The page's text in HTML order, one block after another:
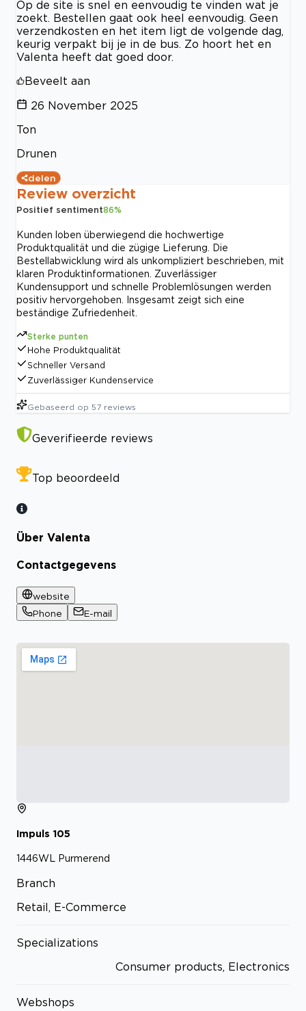
Op de site is snel en eenvoudig te vinden wat je
zoekt. Bestellen gaat ook heel eenvoudig. Geen
verzendkosten en het item ligt de volgende dag,
keurig verpakt bij je in de bus. Zo hoort het en
Valenta heeft dat goed door.
Beveelt aan
26 November 2025
Ton
Drunen
delen
Review overzicht
Positief sentiment86%
Kunden loben überwiegend die hochwertige
Produktqualität und die zügige Lieferung. Die
Bestellabwicklung wird als unkompliziert beschrieben, mit
klaren Produktinformationen. Zuverlässiger
Kundensupport und schnelle Problemlösungen werden
positiv hervorgehoben. Insgesamt zeigt sich eine
beständige Zufriedenheit.
Sterke punten
Hohe Produktqualität
Schneller Versand
Zuverlässiger Kundenservice
Gebaseerd op 57 reviews
Geverifieerde reviews
Top beoordeeld
Über Valenta
Contactgegevens
website
Phone
E-mail
Impuls 105
1446WL Purmerend
Branch
Retail, E-Commerce
Specializations
Consumer products, Electronics
Webshops